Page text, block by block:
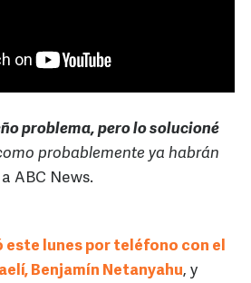
problema, pero lo solucioné
probablemente ya habrán
ABC News.
este lunes por teléfono con el
Benjamín Netanyahu, y